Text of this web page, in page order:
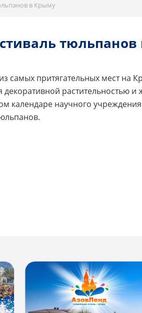
в Крыму
самых притягательных мест
растительностью
календаре научного